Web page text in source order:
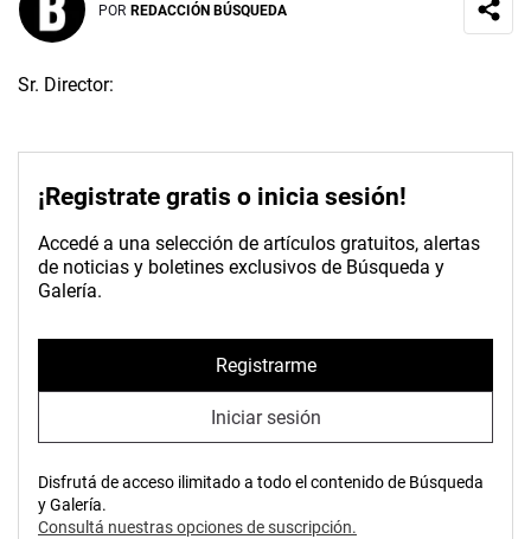
POR REDACCIÓN BÚSQUEDA
Sr. Director:
¡Registrate gratis o inicia sesión!
Accedé a una selección de artículos gratuitos, alertas
de noticias y boletines exclusivos de Búsqueda y
Galería.
Registrarme
Iniciar sesión
Disfrutá de acceso ilimitado a todo el contenido de Búsqueda
y Galería.
Consultá nuestras opciones de suscripción.